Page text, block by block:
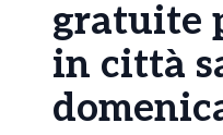
gratuite
in città